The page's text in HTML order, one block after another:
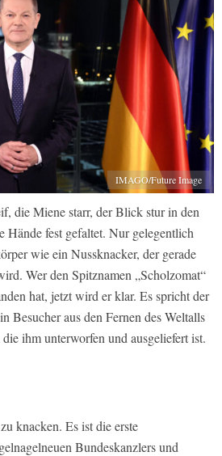
IMAGO/Future Image
die Miene starr, der Blick stur in den
Hände fest gefaltet. Nur gelegentlich
wie ein Nussknacker, der gerade
Wer den Spitznamen „Scholzomat“
hat, jetzt wird er klar. Es spricht der
Besucher aus den Fernen des Weltalls
ihm unterworfen und ausgeliefert ist.
knacken. Es ist die erste
Bundeskanzlers und